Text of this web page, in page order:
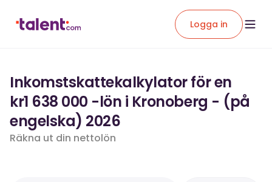
Logga in
Inkomstskattekalkylator för en
kr1 638 000 -lön i Kronoberg - (på
engelska) 2026
Räkna ut din nettolön